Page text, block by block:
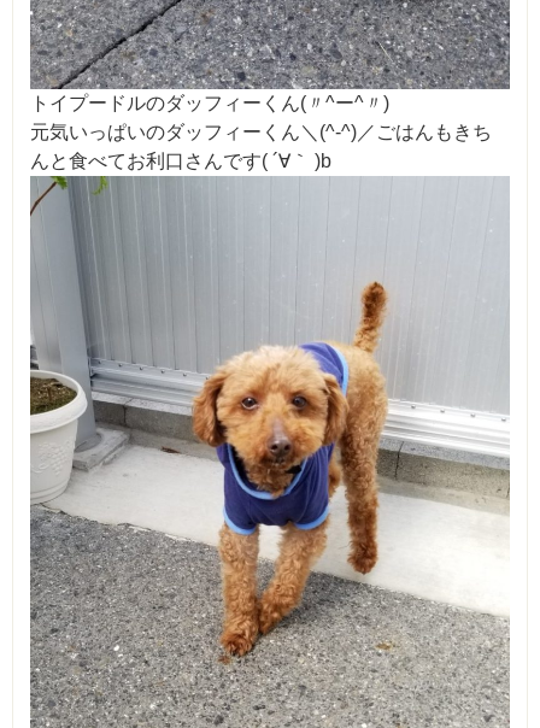
トイプードルのダッフィーくん(〃^ー^〃)
元気いっぱいのダッフィーくん＼(^-^)／ごはんもきち
んと食べてお利口さんです( ´∀｀ )b